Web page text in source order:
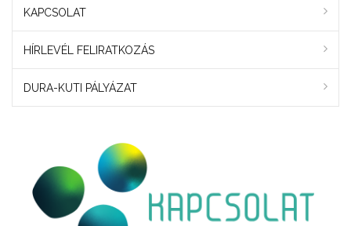
KAPCSOLAT
HÍRLEVÉL FELIRATKOZÁS
DURA-KUTI PÁLYÁZAT